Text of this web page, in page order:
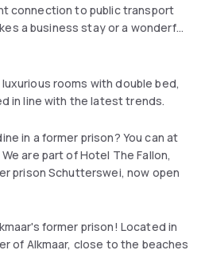
connection to public transport
a business stay or a wonderful
With facilities such as a
Alkmaar guarantees a
fantastic cuisine. In
behind bars here.
rooms with double bed,
in line with the latest trends.
in a former prison? You can at
are part of Hotel The Fallon,
prison Schutterswei, now open
former prison! Located in
of Alkmaar, close to the beaches